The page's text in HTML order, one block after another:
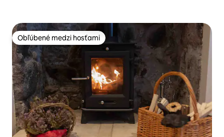
Obľúbené medzi hosťami
Obľúbené medzi hosťami